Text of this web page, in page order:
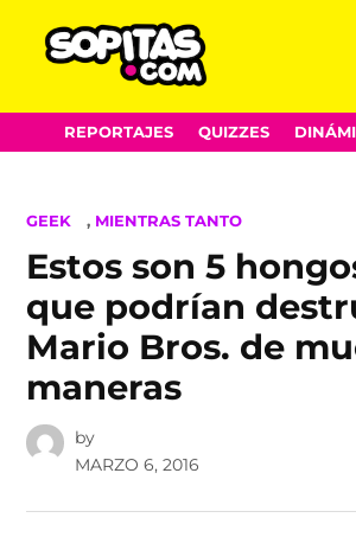
Skip
to
REPORTAJES QUIZZES
POSTED
GEEK , MIENTRAS TANTO
Estos son 5
que podrían
Mario Bros. de
maneras
by
MARZO 6, 2016